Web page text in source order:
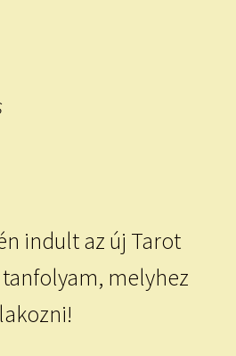
indult az új Tarot
melyhez